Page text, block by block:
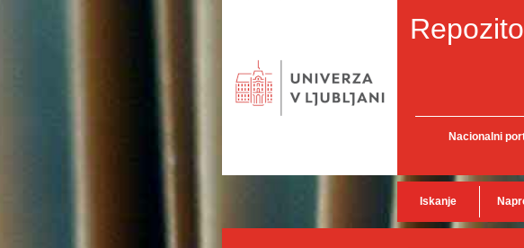
Nacionalni
Iskanje